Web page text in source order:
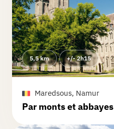
5,5 km +/- 2h15
Maredsous, Namur
Par monts et abbayes